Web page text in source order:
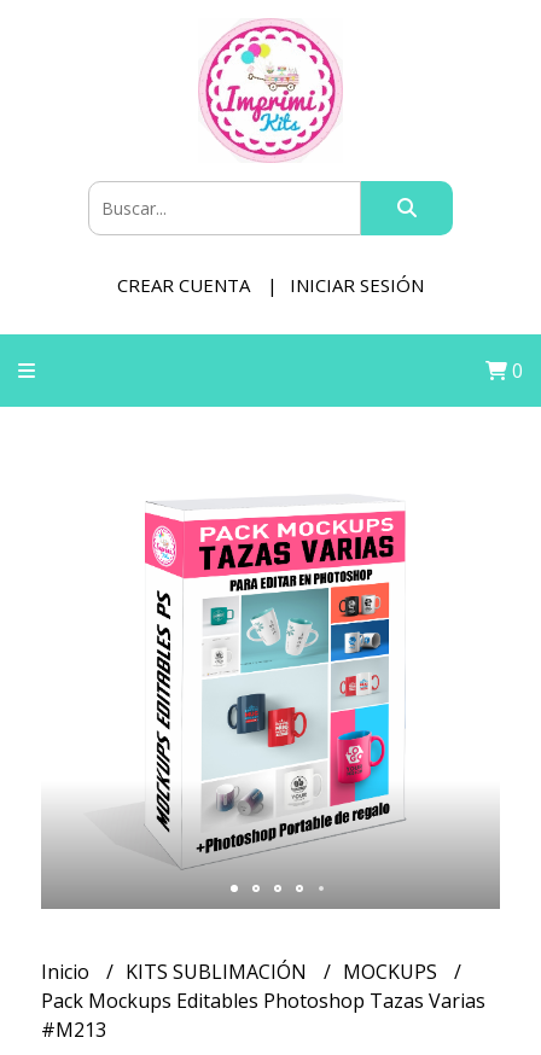
CREAR CUENTA INICIAR SESIÓN
0
Inicio KITS SUBLIMACIÓN
MOCKUPS
Pack Mockups Editables Photoshop Tazas Varias
#M213